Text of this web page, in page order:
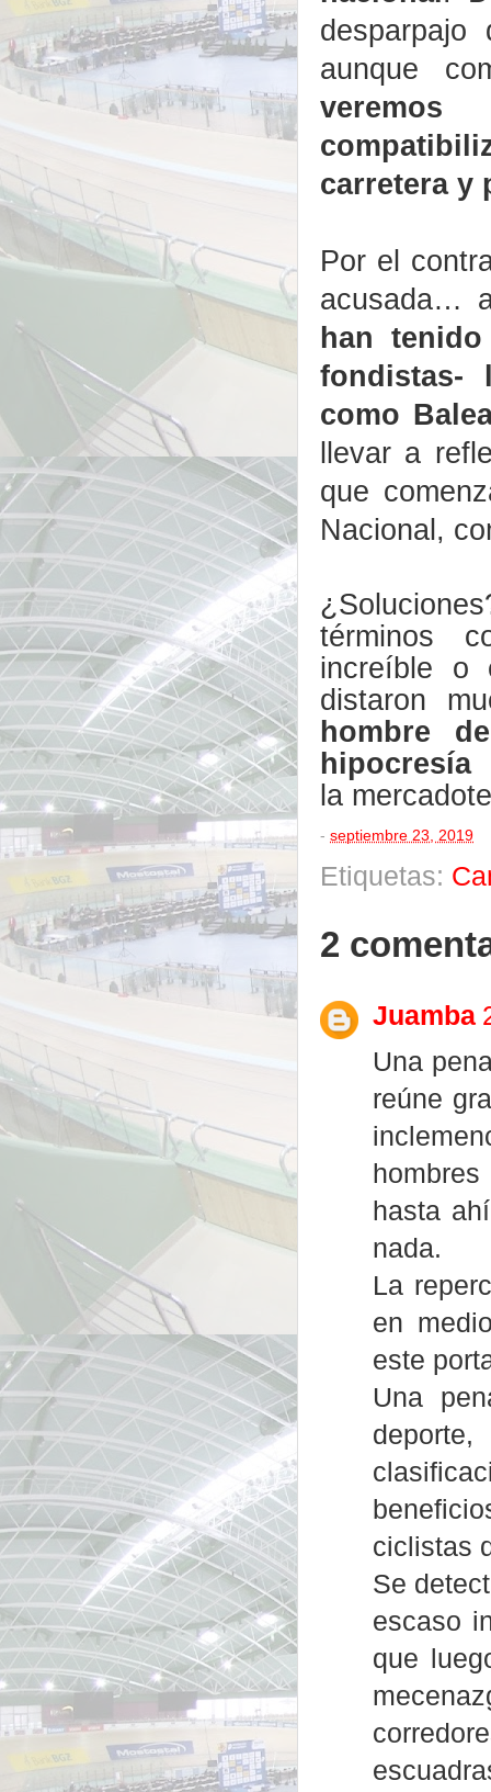
desparpajo
aunque
carretera y
Por el
acusada…
han
fondistas-
como
llevar a
que
Nacional,
términos
increíble o
distaron
hombre
la
- septiembre 23, 2019
Etiquetas:
2
Juamba
Una
reúne
hasta
nada.
La
en
este
Una
ciclistas
Se
escaso
que